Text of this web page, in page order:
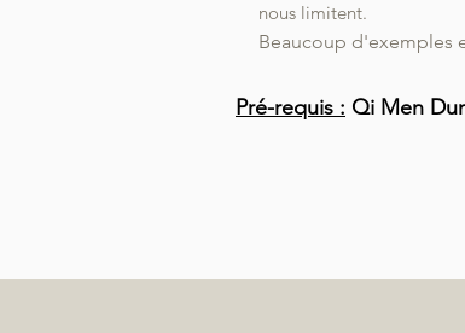
nous limitent.
Beaucoup d'exemples
Pré-requis : Qi Men